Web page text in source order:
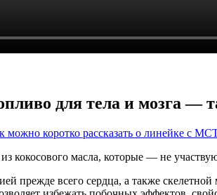
для тела и мозга —
кокосового масла, которые — не
прежде всего сердца, а также